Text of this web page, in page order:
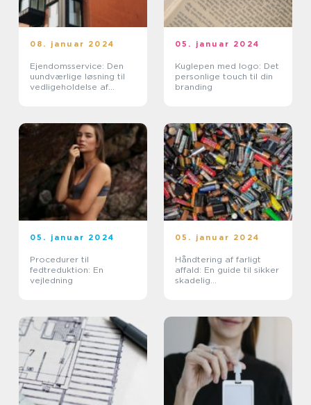
08. januar 2024
Ejendomsservice: Den
uundværlige løsning til
vedligeholdelse af
05. januar 2024
Kuglepen med logo: Det
personlige touch til din
branding
05. januar 2024
Procedurer til
fedtreduktion: En
vejledning
05. januar 2024
Håndtering af farligt
affald: En guide til sikker
skadelig